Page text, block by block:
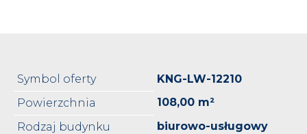
Symbol oferty
KNG-LW-12210
Powierzchnia
108,00 m²
Rodzaj budynku
biurowo-usługowy